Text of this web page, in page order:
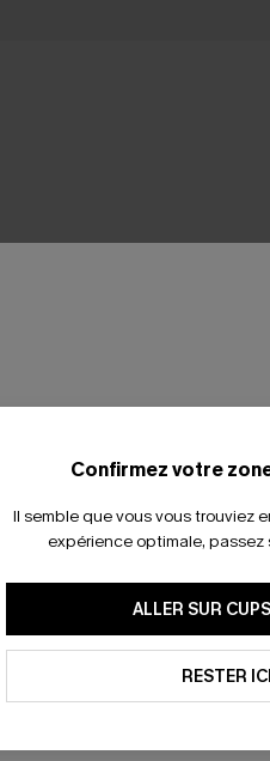
Confirmez votre
Il semble que vous vous trouviez
expérience optimale, passez
ALLER SUR
RESTER ICI